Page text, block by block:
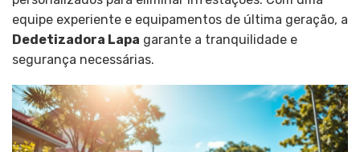
equipe experiente e equipamentos de última geração, a
Dedetizadora Lapa garante a tranquilidade e
segurança necessárias.